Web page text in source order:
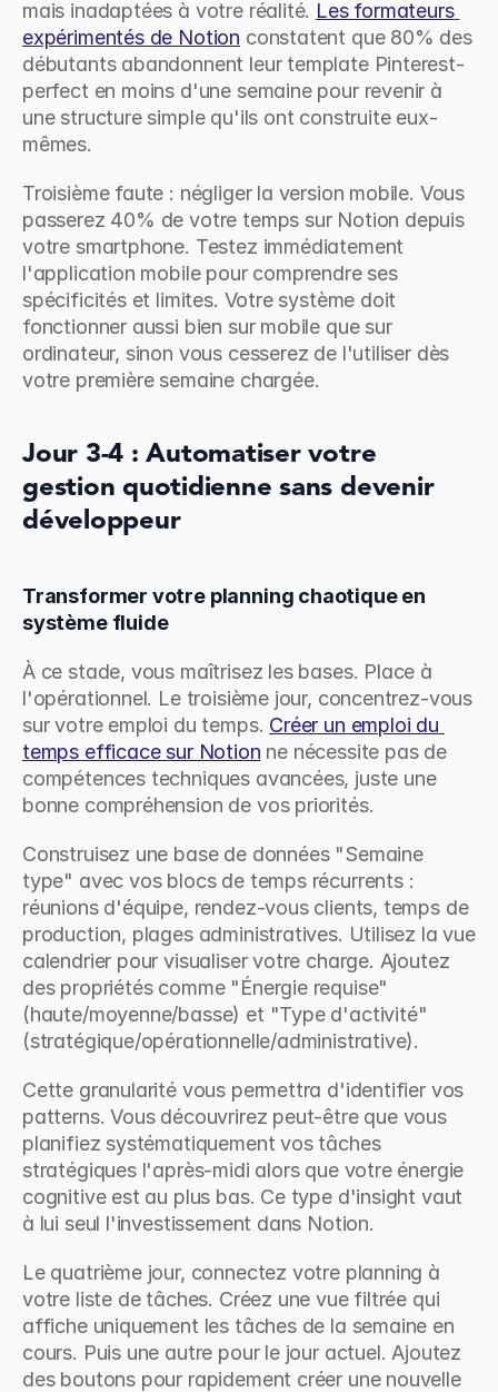
mais inadaptées à votre réalité. Les formateurs
expérimentés de Notion constatent que 80% des
débutants abandonnent leur template Pinterest-
perfect en moins d'une semaine pour revenir à
une structure simple qu'ils ont construite eux-
mêmes.
Troisième faute : négliger la version mobile. Vous
passerez 40% de votre temps sur Notion depuis
votre smartphone. Testez immédiatement
l'application mobile pour comprendre ses
spécificités et limites. Votre système doit
fonctionner aussi bien sur mobile que sur
ordinateur, sinon vous cesserez de l'utiliser dès
votre première semaine chargée.
Jour 3-4 : Automatiser votre
gestion quotidienne sans devenir
développeur
Transformer votre planning chaotique en
système fluide
À ce stade, vous maîtrisez les bases. Place à
l'opérationnel. Le troisième jour, concentrez-vous
sur votre emploi du temps. Créer un emploi du
temps efficace sur Notion ne nécessite pas de
compétences techniques avancées, juste une
bonne compréhension de vos priorités.
Construisez une base de données "Semaine
type" avec vos blocs de temps récurrents :
réunions d'équipe, rendez-vous clients, temps de
production, plages administratives. Utilisez la vue
calendrier pour visualiser votre charge. Ajoutez
des propriétés comme "Énergie requise"
(haute/moyenne/basse) et "Type d'activité"
(stratégique/opérationnelle/administrative).
Cette granularité vous permettra d'identifier vos
patterns. Vous découvrirez peut-être que vous
planifiez systématiquement vos tâches
stratégiques l'après-midi alors que votre énergie
cognitive est au plus bas. Ce type d'insight vaut
à lui seul l'investissement dans Notion.
Le quatrième jour, connectez votre planning à
votre liste de tâches. Créez une vue filtrée qui
affiche uniquement les tâches de la semaine en
cours. Puis une autre pour le jour actuel. Ajoutez
des boutons pour rapidement créer une nouvelle